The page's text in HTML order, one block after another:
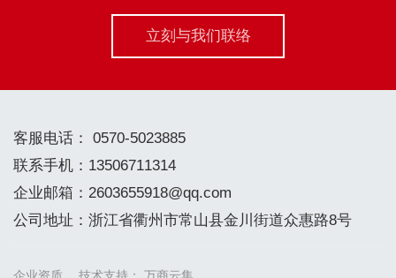
立刻与我们联络
客服电话： 0570-5023885
联系手机：13506711314
企业邮箱：2603655918@qq.com
公司地址：浙江省衢州市常山县金川街道众惠路8号